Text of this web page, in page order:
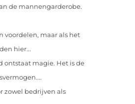
de mannengarderobe.
voordelen, maar als het
hier...
ontstaat magie. Het is de
zowel bedrijven als